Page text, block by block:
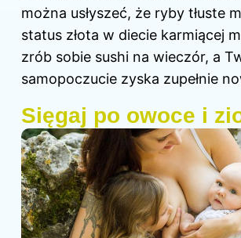
można usłyszeć, że ryby tłuste
status złota w diecie karmiącej
zrób sobie sushi na wieczór, a
samopoczucie zyska zupełnie
Sięgaj po owoce i